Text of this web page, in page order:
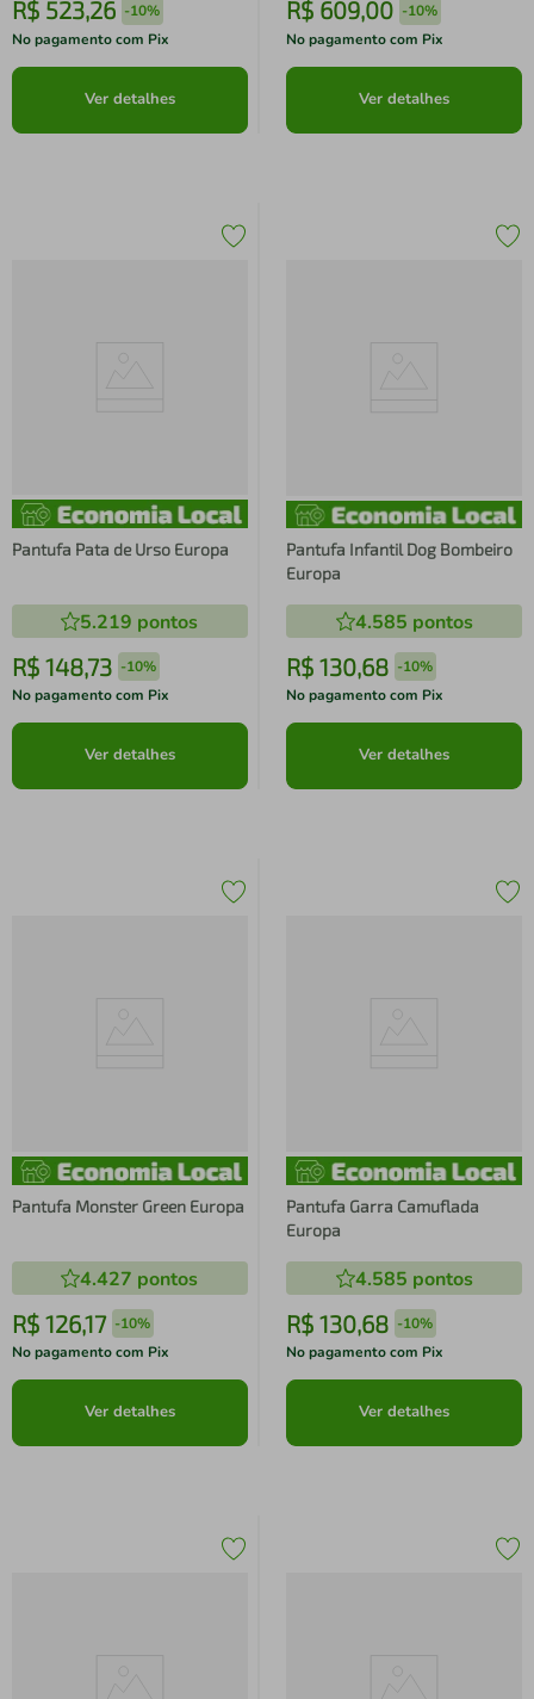
R$ 523,26 -10%
No pagamento com Pix
Ver detalhes
R$ 609,00 -10%
No pagamento com Pix
Ver detalhes
Pantufa Pata de Urso Europa
5.219 pontos
R$ 148,73 -10%
No pagamento com Pix
Ver detalhes
Pantufa Infantil Dog Bombeiro
Europa
4.585 pontos
R$ 130,68 -10%
No pagamento com Pix
Ver detalhes
Pantufa Monster Green Europa
4.427 pontos
R$ 126,17 -10%
No pagamento com Pix
Ver detalhes
Pantufa Garra Camuflada
Europa
4.585 pontos
R$ 130,68 -10%
No pagamento com Pix
Ver detalhes